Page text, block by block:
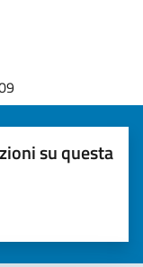
su questa
stelle)la chiarezza delle